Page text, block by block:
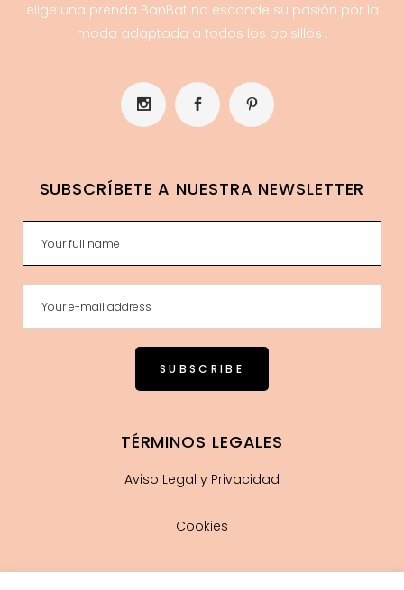
elige una prenda BanBat no esconde su pasión por la
moda adaptada a todos los bolsillos .
SUBSCRÍBETE A NUESTRA NEWSLETTER
TÉRMINOS LEGALES
Aviso Legal y Privacidad
Cookies